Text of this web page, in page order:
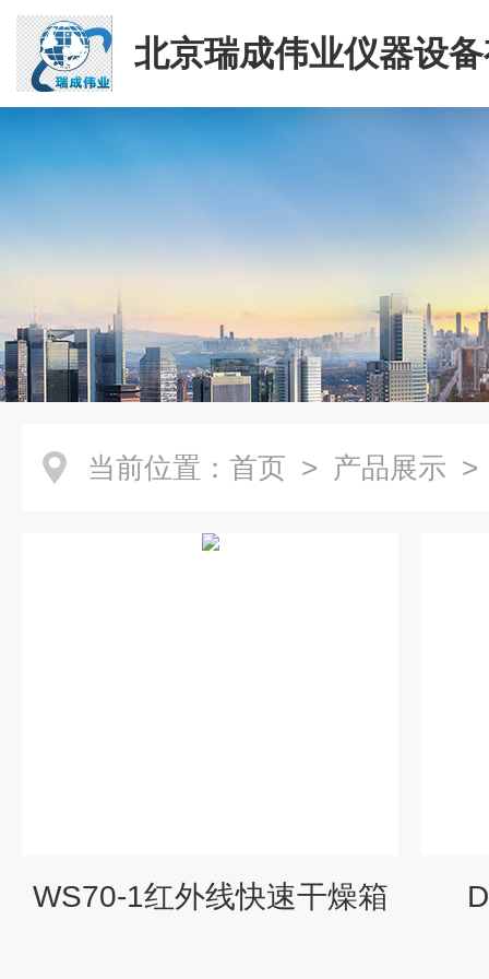
北京瑞成伟业仪器设
司
当前位置： 首页 > 产品展示
WS70-1红外线快速干燥箱